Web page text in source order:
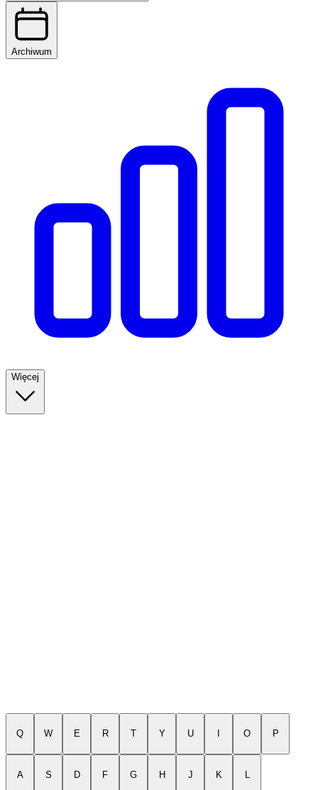
Archiwum
Więcej
Q W E R T Y U O P
A S D F G H J K L